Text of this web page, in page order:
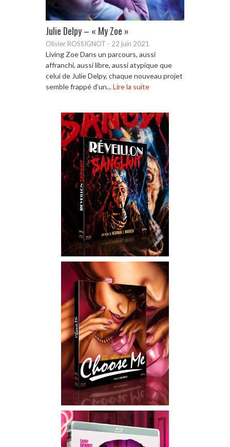
Julie Delpy – « My Zoe »
Olivier ROSSIGNOT - 22 juin 2021
Living Zoe Dans un parcours, aussi
affranchi, aussi libre, aussi atypique que
celui de Julie Delpy, chaque nouveau projet
semble frappé d’un...Lire la suite